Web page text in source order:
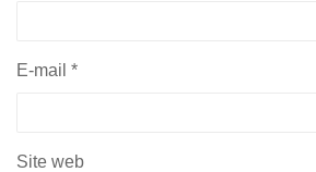
E-mail *
Site web